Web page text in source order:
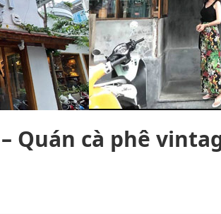
Quán cà phê